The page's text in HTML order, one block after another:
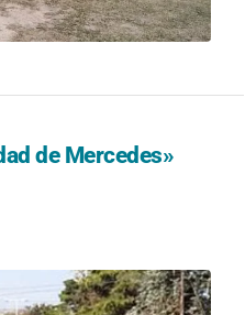
de Mercedes»